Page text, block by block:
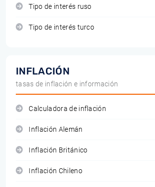
Tipo de interés ruso
Tipo de interés turco
INFLACIÓN
tasas de inflación e información
Calculadora de inflación
Inflación Alemán
Inflación Británico
Inflación Chileno